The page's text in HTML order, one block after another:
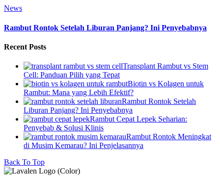
News
Rambut Rontok Setelah Liburan Panjang? Ini Penyebabnya
Recent Posts
Transplant Rambut vs Stem
Cell: Panduan Pilih yang Tepat
Biotin vs Kolagen untuk
Rambut: Mana yang Lebih Efektif?
Rambut Rontok Setelah
Liburan Panjang? Ini Penyebabnya
Rambut Cepat Lepek Seharian:
Penyebab & Solusi Klinis
Rambut Rontok Meningkat
di Musim Kemarau? Ini Penjelasannya
Back To Top